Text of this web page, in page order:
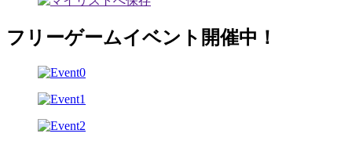
フリーゲームイベント開催中！